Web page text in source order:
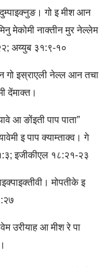
गो इ मीश आन
मेकोमी नाक्‍तीन मुर नेल्‍लेम
अय्‍युब ३१:९-१०
गो इस्राएली नेल्‍ल आन तचा
देंमाक्‍त।
आ ङोंइती पाप पाता”
इ पाप क्‍याम्‍ताक्‍व। गे
इजीकीएल १८:२१-२३
मोपतीके इ
उरीयाह आ मीश रे पा